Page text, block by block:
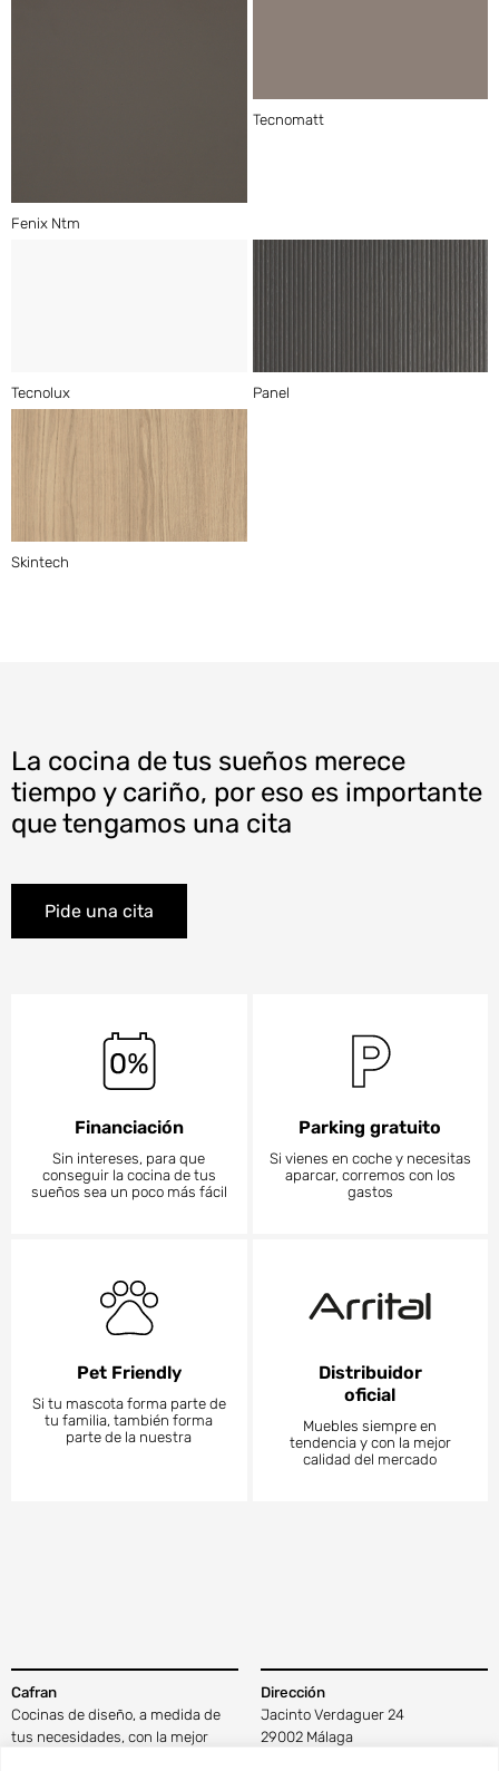
Fenix Ntm
Tecnomatt
Tecnolux Panel
Skintech
La cocina de tus sueños merece
tiempo y cariño, por eso es importante
que tengamos una cita
Pide una cita
Financiación
Sin intereses, para que
conseguir la cocina de tus
sueños sea un poco más fácil
Parking gratuito
Si vienes en coche y necesitas
aparcar, corremos con los
gastos
Pet Friendly
Si tu mascota forma parte de
tu familia, también forma
parte de la nuestra
Distribuidor
oficial
Muebles siempre en
tendencia y con la mejor
calidad del mercado
Cafran
Cocinas de diseño, a medida de
tus necesidades, con la mejor
Dirección
Jacinto Verdaguer 24
29002 Málaga